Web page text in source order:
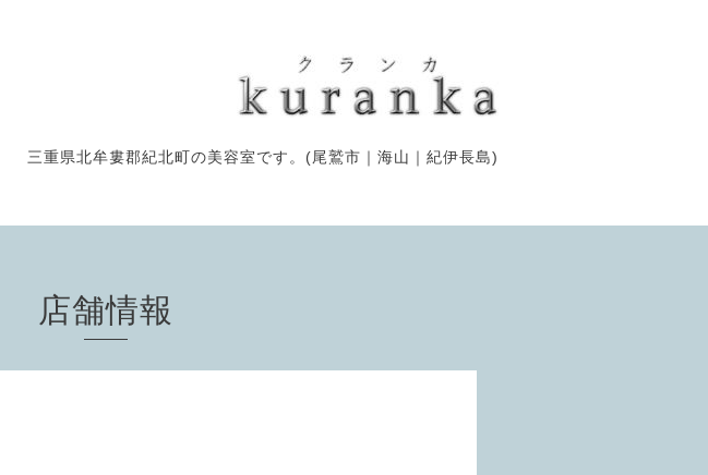
三重県北牟婁郡紀北町の美容室です。(尾鷲市｜海山｜紀伊長島)
店舗情報